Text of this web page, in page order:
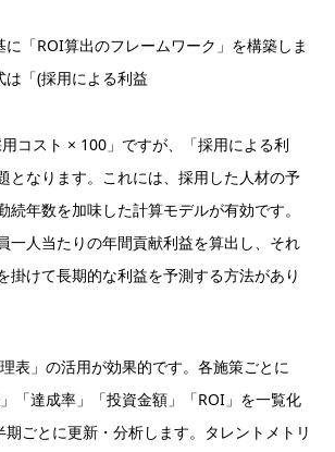
「ROI算出のフレームワーク」を構築しま
「(採用による利益
コスト × 100」ですが、「採用による利
となります。これには、採用した人材の予
続年数を加味した計算モデルが有効です。
一人当たりの年間貢献利益を算出し、それ
掛けて長期的な利益を予測する方法があり
表」の活用が効果的です。各施策ごとに
」「達成率」「投資金額」「ROI」を一覧化
期ごとに更新・分析します。タレントメトリ